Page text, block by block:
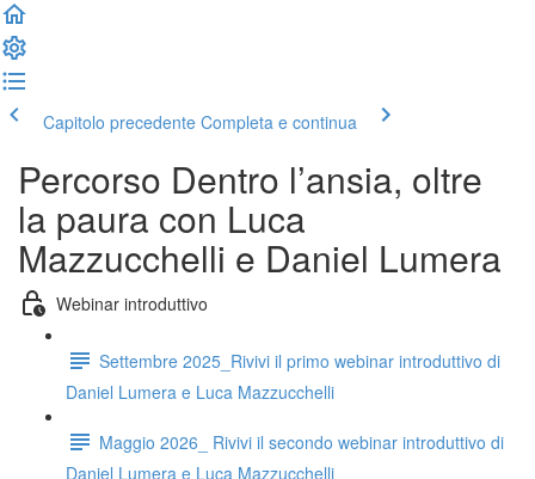
Capitolo precedente Completa e continua
Percorso Dentro l’ansia, oltre
la paura con Luca
Mazzucchelli e Daniel Lumera
Webinar introduttivo
Settembre 2025_Rivivi il primo webinar introduttivo di
Daniel Lumera e Luca Mazzucchelli
Maggio 2026_ Rivivi il secondo webinar introduttivo di
Daniel Lumera e Luca Mazzucchelli